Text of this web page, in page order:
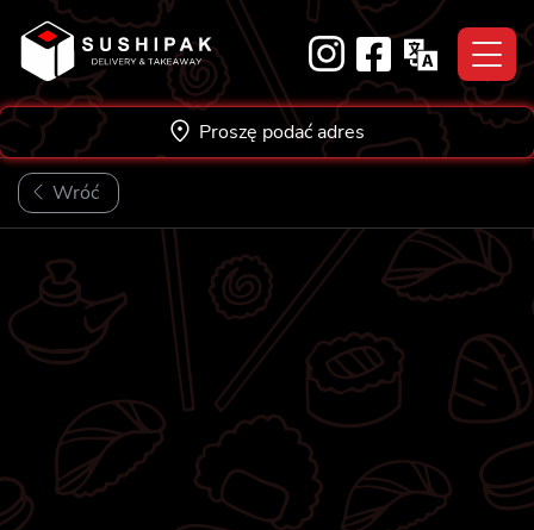
content
Proszę podać adres
Wróć